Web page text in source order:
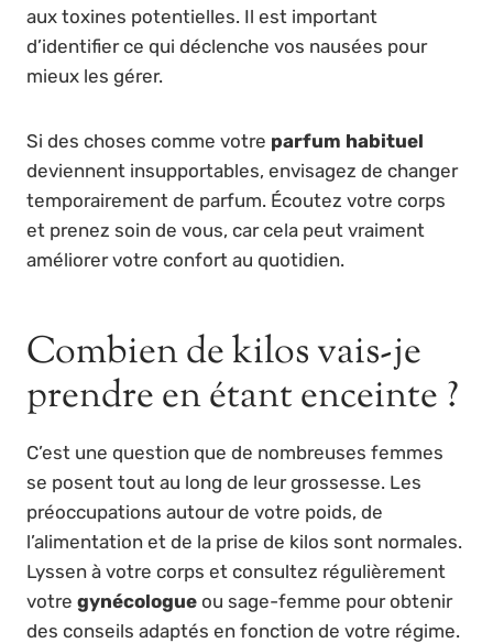
aux toxines potentielles. Il est important
d’identifier ce qui déclenche vos nausées pour
mieux les gérer.
Si des choses comme votre parfum habituel
deviennent insupportables, envisagez de changer
temporairement de parfum. Écoutez votre corps
et prenez soin de vous, car cela peut vraiment
améliorer votre confort au quotidien.
Combien de kilos vais-je
prendre en étant enceinte ?
C’est une question que de nombreuses femmes
se posent tout au long de leur grossesse. Les
préoccupations autour de votre poids, de
l’alimentation et de la prise de kilos sont normales.
Lyssen à votre corps et consultez régulièrement
votre gynécologue ou sage-femme pour obtenir
des conseils adaptés en fonction de votre régime.